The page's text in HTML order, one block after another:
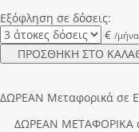
Εξόφληση σε δόσεις:
€ /μήνα
ΠΡΟΣΘΗΚΗ ΣΤΟ
ΔΩΡΕΑΝ Μεταφορικά σε
ΔΩΡΕΑΝ ΜΕΤΑΦΟΡΙΚΑ